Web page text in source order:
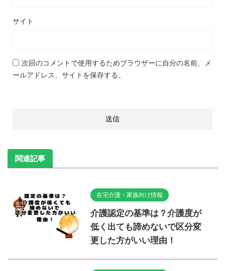
サイト
次回のコメントで使用するためブラウザーに自分の名前、メ
ールアドレス、サイトを保存する。
関連記事
在宅介護・家族向け情報
介護認定の基準は？介護度が
低く出ても諦めないで区分変
更した方がいい理由！